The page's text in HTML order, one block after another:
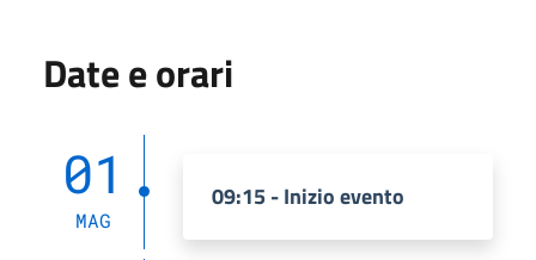
Date e orari
01
MAG
09:15 - Inizio evento